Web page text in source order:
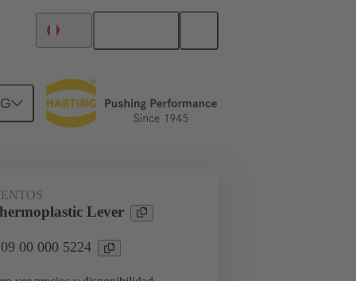
09 00 000 5224
Lever
00 000 5224